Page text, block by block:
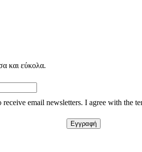
και εύκολα.
receive email newsletters. I agree with the